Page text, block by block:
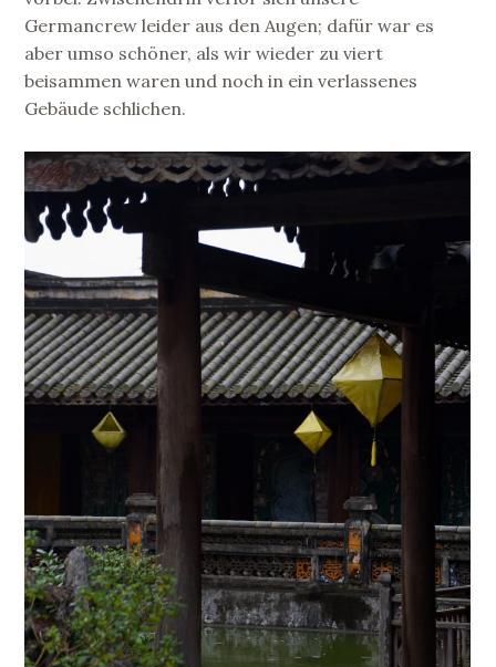
Germancrew leider aus den Augen; dafür war es
aber umso schöner, als wir wieder zu viert
beisammen waren und noch in ein verlassenes
Gebäude schlichen.